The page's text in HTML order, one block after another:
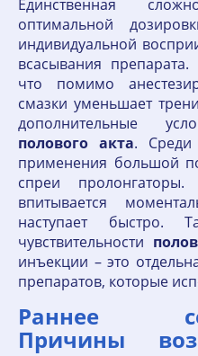
Единственная
оптимальной
индивидуальной
всасывания
что помимо
смазки уменьшает
дополнительные
полового акта. Среди
применения большой
спреи
впитывается
наступает быстро.
чувствительности
инъекции – это
препаратов, которые
Раннее
Причины